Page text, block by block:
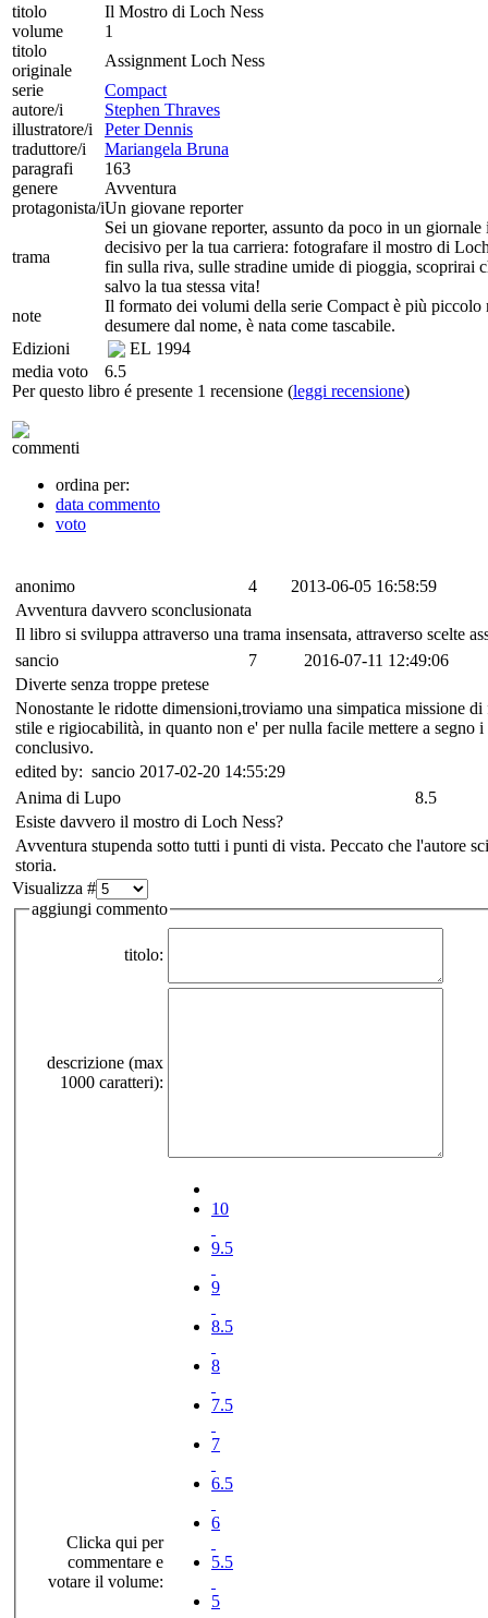
titolo
Il Mostro di Loch Ness
volume
1
titolo
originale
Assignment Loch Ness
serie
Compact
autore/i
Stephen Thraves
illustratore/i
Peter Dennis
traduttore/i
Mariangela Bruna
paragrafi
163
genere
Avventura
protagonista/iUn giovane reporter
trama
Sei un giovane reporter, assunto da poco in un
decisivo per la tua carriera: fotografare il mostro di
fin sulla riva, sulle stradine umide di pioggia, scoprirai
salvo la tua stessa vita!
note
Il formato dei volumi della serie Compact è più
desumere dal nome, è nata come tascabile.
Edizioni
EL 1994
media voto
6.5
Per questo libro é presente 1 recensione (leggi recensione)
commenti
ordina per:
data commento
voto
anonimo 4
2013-06-05 16:58:59
Avventura davvero sconclusionata
Il libro si sviluppa attraverso una trama insensata, attraverso scelte
sancio
7
2016-07-11 12:49:06
Diverte senza troppe pretese
Nonostante le ridotte dimensioni,troviamo una simpatica missione
stile e rigiocabilità, in quanto non e' per nulla facile mettere a segno
conclusivo.
edited by: sancio 2017-02-20 14:55:29
Anima di Lupo
8.5
Esiste davvero il mostro di Loch Ness?
Avventura stupenda sotto tutti i punti di vista. Peccato che l'autore
storia.
Visualizza #
aggiungi commento
titolo:
descrizione (max
1000 caratteri):
Clicka qui per
commentare e
votare il volume:
10
9.5
9
8.5
8
7.5
7
6.5
6
5.5
5